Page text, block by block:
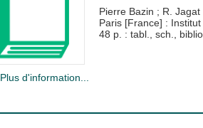
Pierre Bazin ; R. Jagat
Paris [France] :
48 p. : tabl., sch.,
Plus d'information...